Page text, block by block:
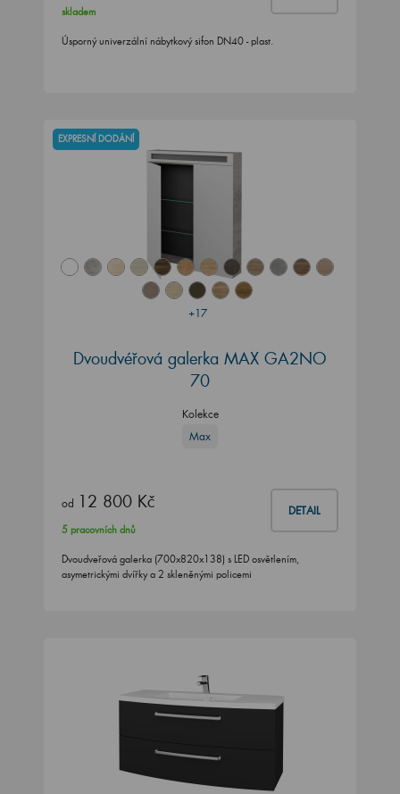
skladem
Úsporný univerzální nábytkový sifon DN40 - plast.
+17
EXPRESNÍ DODÁNÍ
Dvoudvéřová galerka MAX GA2NO
70
Kolekce
Max
od 12 800 Kč DETAIL
5 pracovních dnů
Dvoudveřová galerka (700x820x138) s LED osvětlením,
asymetrickými dvířky a 2 skleněnými policemi